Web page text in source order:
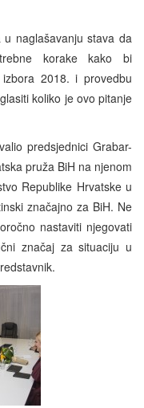
u naglašavanju stava da
korake kako bi
2018. i provedbu
koliko je ovo pitanje
predsjednici Grabar-
pruža BiH na njenom
Republike Hrvatske u
značajno za BiH. Ne
nastaviti njegovati
značaj za situaciju u